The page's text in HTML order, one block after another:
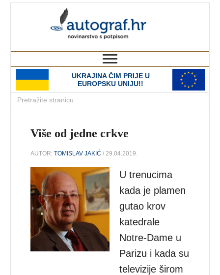
UKRAJINA ČIM PRIJE U
EUROPSKU UNIJU!!
Više od jedne crkve
AUTOR:TOMISLAV JAKIĆ / 29.04.2019.
U trenucima
kada je plamen
gutao krov
katedrale
Notre-Dame u
Parizu i kada su
televizije širom